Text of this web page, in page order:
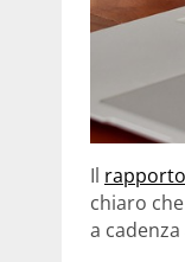
Il
chiaro
a